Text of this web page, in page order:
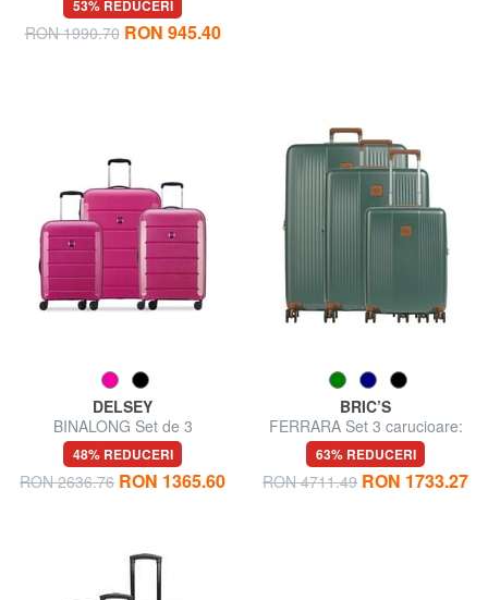
mare
53% REDUCERI
RON 1990.70 RON 945.40
DELSEY
BINALONG Set de 3
cărucioare: cabină+mediu,
mare expansiune
48% REDUCERI
RON 2636.76 RON 1365.60
BRIC’S
FERRARA Set 3 carucioare:
cabina, extensibil mediu si
mare
63% REDUCERI
RON 4711.49 RON 1733.27